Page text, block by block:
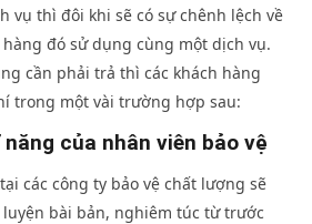
vụ thì đôi khi sẽ có sự chênh lệch về
đó sử dụng cùng một dịch vụ.
cần phải trả thì các khách hàng
trong một vài trường hợp sau:
của nhân viên bảo vệ
các công ty bảo vệ chất lượng sẽ
bài bản, nghiêm túc từ trước